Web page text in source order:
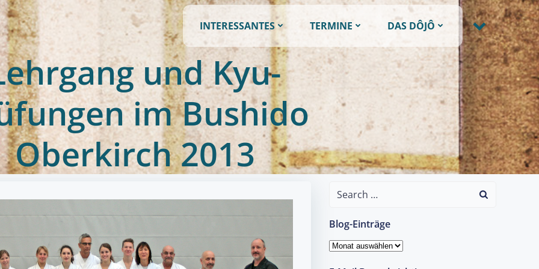
INTERESSANTES TERMINE DAS DÔJÔ
und Kyu-
im Bushido
Oberkirch 2013
Search
Blog-Einträge
Blog-